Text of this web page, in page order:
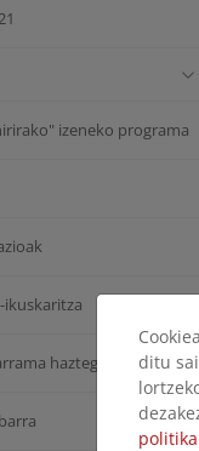
izeneko programa
ikuskaritza
haztegia
ditu
politika